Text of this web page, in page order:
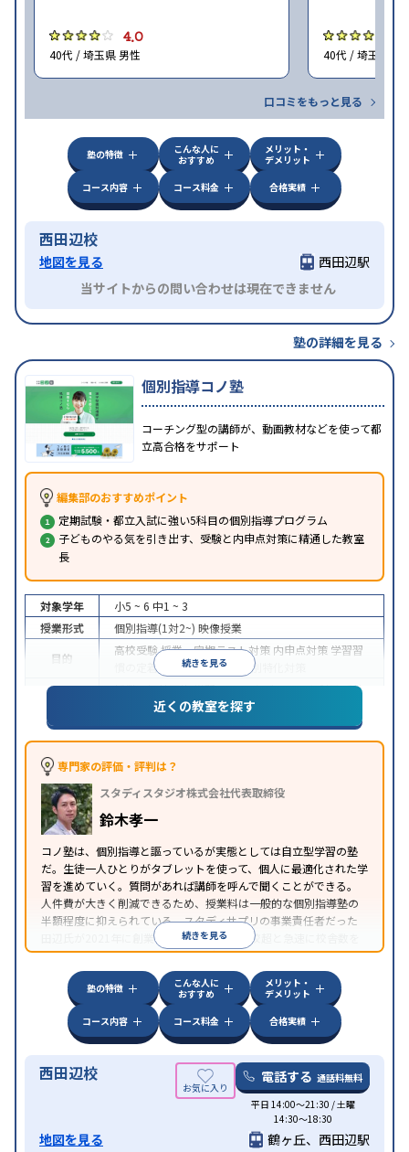
4.0
40代 / 埼玉県 男性 40代 / 埼玉県 女
口コミをもっと見る
塾の特徴
こんな人に
おすすめ
メリット・
デメリット
コース内容
コース料金 合格実績
西田辺校
地図を見る
西田辺駅
当サイトからの問い合わせは現在できません
塾の詳細を見る
個別指導コノ塾
コーチング型の講師が、動画教材などを使って都
立高合格をサポート
編集部のおすすめポイント
定期試験・都立入試に強い5科目の個別指導プログラム
子どものやる気を引き出す、受験と内申点対策に精通した教室
長
続きを見る
対象学年 小5 ~ 6 中1 ~ 3
授業形式
個別指導(1対2~) 映像授業
目的
高校受験授業・定期テスト対策 内申点対策 学習習
慣の定着
推薦入試対策
学校別特化対策
授業の振替可能学習にPC・タブレットを利用季節
講習のみの受講可
近くの教室を探す
専門家の評価・評判は？
スタディスタジオ株式会社代表取締役
鈴木孝一
コノ塾は、個別指導と謳っているが実態としては自立型学習の塾
だ。生徒一人ひとりがタブレットを使って、個人に最適化された学
習を進めていく。質問があれば講師を呼んで聞くことができる。
人件費が大きく削減できるため、授業料は一般的な個別指導塾の
半額程度に抑えられている。スタディサプリの事業責任者だった
田辺氏が2021年に創業し、たった2年で30校超と急速に校舎数を
伸ばしている、ICTをフル活用した塾だ。
続きを見る
塾の特徴
こんな人に
おすすめ
メリット・
デメリット
コース内容
コース料金 合格実績
西田辺校 電話する 通話料無料
平日 14:00〜21:30 / 土曜
14:30〜18:30
地図を見る 鶴ヶ丘、西田辺駅